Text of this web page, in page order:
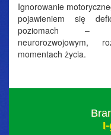
Ignorowanie
pojawieniem się
poziomach –
neurorozwojowym,
momentach życia.